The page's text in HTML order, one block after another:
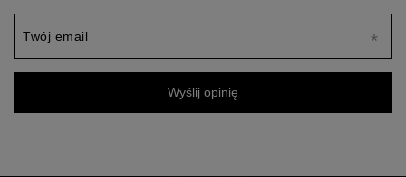
Twój email
Wyślij opinię